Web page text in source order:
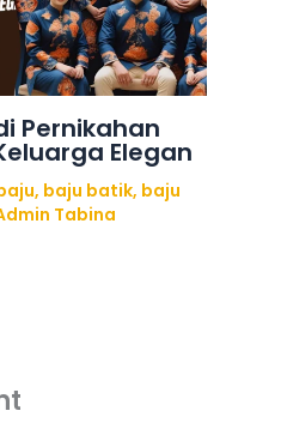
Pernikahan
Elegan
, baju batik, baju
Tabina